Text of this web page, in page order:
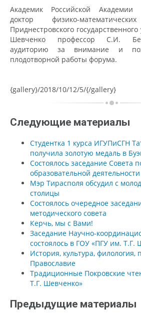
Академик Российской Академии
доктор физико-
Приднестровского
Шевченко профессор С.И.
аудиторию за внимание и
плодотворной работы форума.
{gallery}/2018/10/12/5/{/gallery}
Следующие материалы
Студентка 1 курса ИГУПиСГН
получила золотую медаль в
Состоялось заседание Совета
образовательной деятельности
Мэр Тирасполя обсудил с
столицы
Состоялось очередное
методического совета
Керчь, мы с Вами!
Заседание Научно-
состоялось в ГОУ «ПГУ им. Т.Г.
История, культура, филология,
Православие
Традиционные Покровские
Т.Г. Шевченко»
Предыдущие материалы